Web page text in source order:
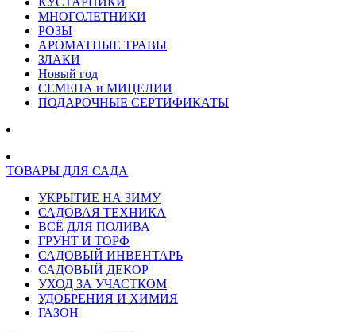
МНОГОЛЕТНИКИ
РОЗЫ
АРОМАТНЫЕ ТРАВЫ
ЗЛАКИ
Новый год
СЕМЕНА и МИЦЕЛИИ
ПОДАРОЧНЫЕ СЕРТИФИКАТЫ
ТОВАРЫ ДЛЯ САДА
УКРЫТИЕ НА ЗИМУ
САДОВАЯ ТЕХНИКА
ВСЁ ДЛЯ ПОЛИВА
ГРУНТ И ТОРФ
САДОВЫЙ ИНВЕНТАРЬ
САДОВЫЙ ДЕКОР
УХОД ЗА УЧАСТКОМ
УДОБРЕНИЯ И ХИМИЯ
ГАЗОН